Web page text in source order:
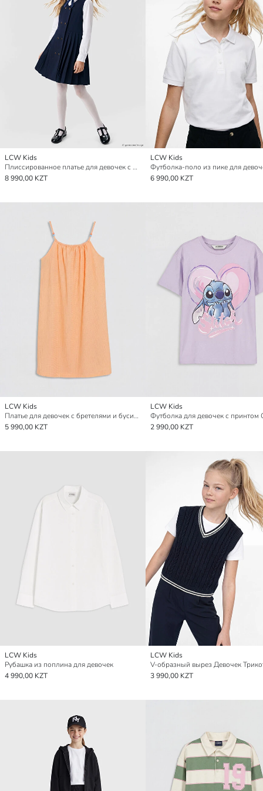
LCW Kids
Плиссированное платье для девочек с пуговицами
8 990,00 KZT
LCW Kids
6 990,00 KZT
LCW Kids
Платье для девочек с бретелями и бусинами
5 990,00 KZT
LCW Kids
Футболка для девочек с принтом
2 990,00 KZT
LCW Kids
Рубашка из поплина для девочек
4 990,00 KZT
LCW Kids
3 990,00 KZT